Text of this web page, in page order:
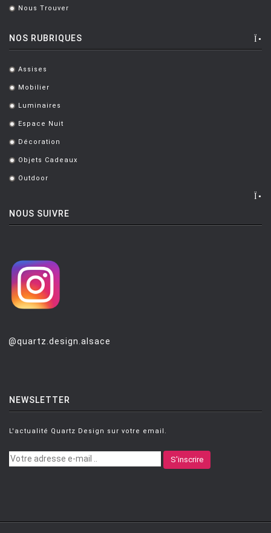
. Nous Trouver
NOS RUBRIQUES
. Assises
. Mobilier
. Luminaires
. Espace Nuit
. Décoration
. Objets Cadeaux
. Outdoor
NOUS SUIVRE
@quartz.design.alsace
NEWSLETTER
L'actualité Quartz Design sur votre email.
S'inscrire